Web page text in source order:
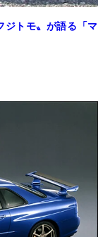
トモ〟が語る「マ